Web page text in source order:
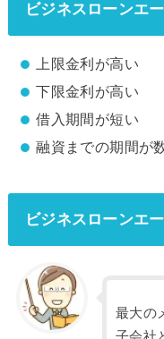
ビジネスローンエ
上限金利が高い
下限金利が高い
借入期間が短い
融資までの期間が
ビジネスローンエ
最大の